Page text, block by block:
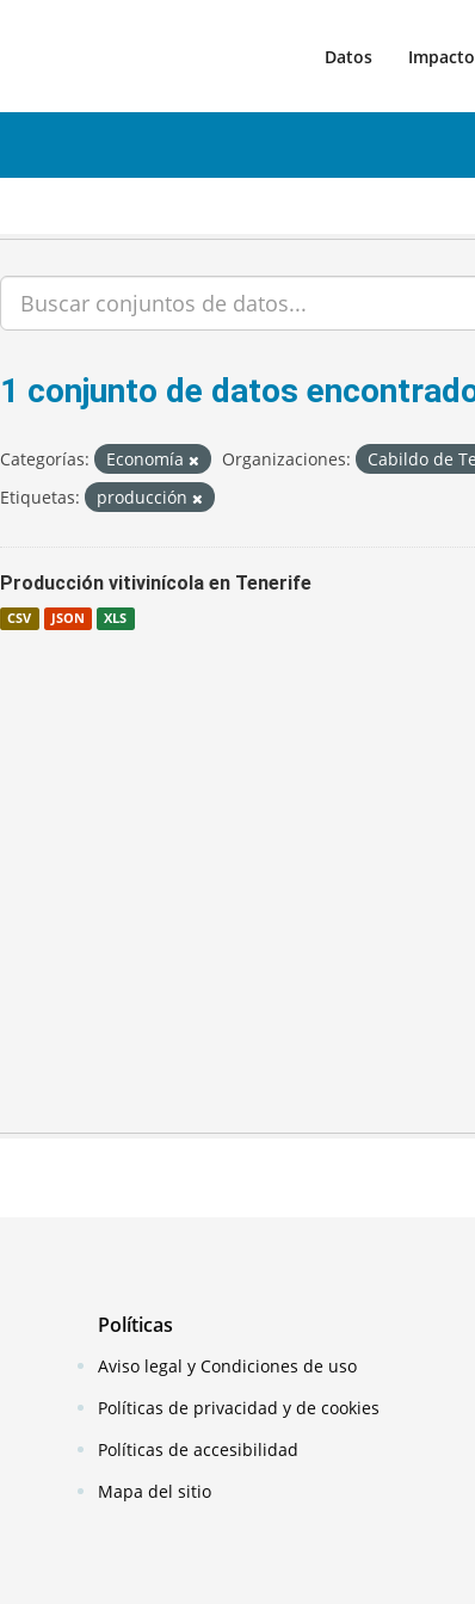
Datos Impacto
1 conjunto de datos
Categorías: Economía Organizaciones:
Cabildo de
Etiquetas:
producción
Producción vitivinícola en Tenerife
CSV JSON XLS
Políticas
Aviso legal y Condiciones de uso
Políticas de privacidad y de cookies
Políticas de accesibilidad
Mapa del sitio